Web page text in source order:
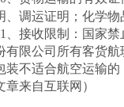
、调运证明；化学
、接收限制：国家
有限公司所有客货
装不适合航空运输
章来自互联网）